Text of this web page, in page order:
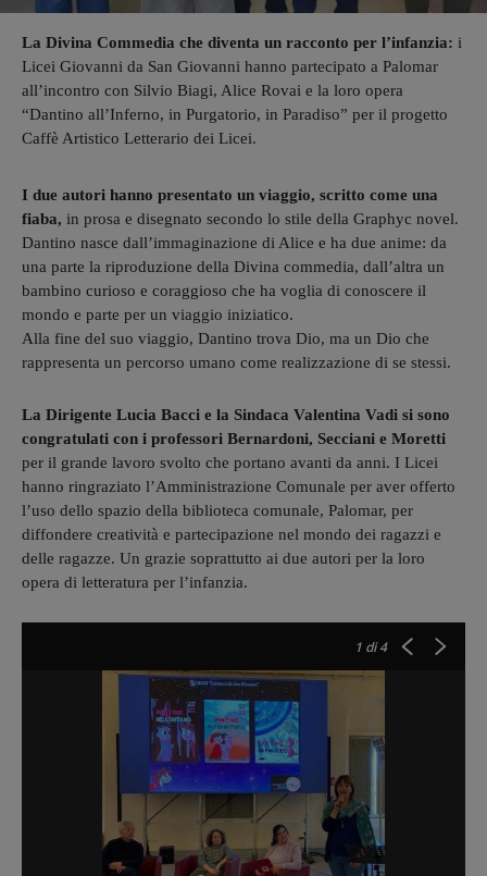
La Divina Commedia che diventa un racconto per l’infanzia: i
Licei Giovanni da San Giovanni hanno partecipato a Palomar
all’incontro con Silvio Biagi, Alice Rovai e la loro opera
“Dantino all’Inferno, in Purgatorio, in Paradiso” per il progetto
Caffè Artistico Letterario dei Licei.
I due autori hanno presentato un viaggio, scritto come una
fiaba, in prosa e disegnato secondo lo stile della Graphyc novel.
Dantino nasce dall’immaginazione di Alice e ha due anime: da
una parte la riproduzione della Divina commedia, dall’altra un
bambino curioso e coraggioso che ha voglia di conoscere il
mondo e parte per un viaggio iniziatico.
Alla fine del suo viaggio, Dantino trova Dio, ma un Dio che
rappresenta un percorso umano come realizzazione di se stessi.
La Dirigente Lucia Bacci e la Sindaca Valentina Vadi si sono
congratulati con i professori Bernardoni, Secciani e Moretti
per il grande lavoro svolto che portano avanti da anni. I Licei
hanno ringraziato l’Amministrazione Comunale per aver offerto
l’uso dello spazio della biblioteca comunale, Palomar, per
diffondere creatività e partecipazione nel mondo dei ragazzi e
delle ragazze. Un grazie soprattutto ai due autori per la loro
opera di letteratura per l’infanzia.
1 di 4